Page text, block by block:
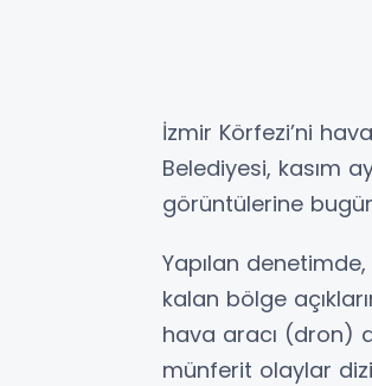
İzmir Körfezi’ni
Belediyesi, kasım
görüntülerine
Yapılan
kalan bölge
hava aracı (dron)
münferit olaylar